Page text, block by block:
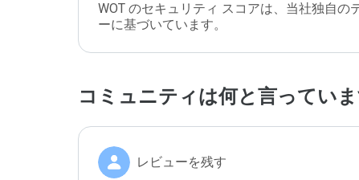
WOT のセキュリティ スコアは、当社独自
ーに基づいています。
コミュニティは何と言ってい
レビューを残す